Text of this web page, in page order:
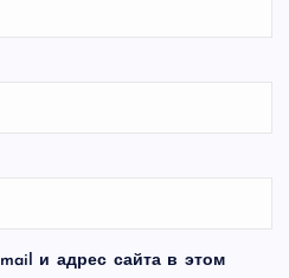
и адрес сайта в этом